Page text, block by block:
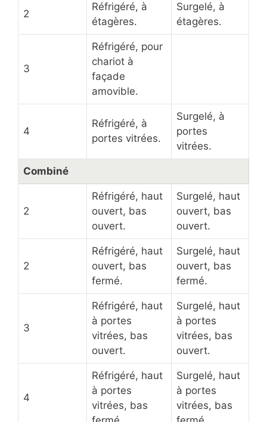
2
Réfrigéré, à
étagères.
Surgelé, à
étagères.
3
Réfrigéré, pour
chariot à
façade
amovible.
4
Réfrigéré, à
portes vitrées.
Surgelé, à
portes
vitrées.
Combiné
2
Réfrigéré, haut
ouvert, bas
ouvert.
Surgelé, haut
ouvert, bas
ouvert.
2
Réfrigéré, haut
ouvert, bas
fermé.
Surgelé, haut
ouvert, bas
fermé.
3
Réfrigéré, haut
à portes
vitrées, bas
ouvert.
Surgelé, haut
à portes
vitrées, bas
ouvert.
4
Réfrigéré, haut
à portes
vitrées, bas
Surgelé, haut
à portes
vitrées, bas